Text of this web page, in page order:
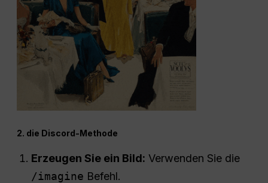
2. die Discord-Methode
Erzeugen Sie ein Bild: Verwenden Sie die
/imagine Befehl.